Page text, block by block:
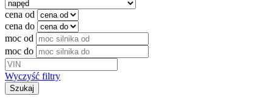
cena od
cena do
moc od
moc do
Wyczyść filtry
Szukaj